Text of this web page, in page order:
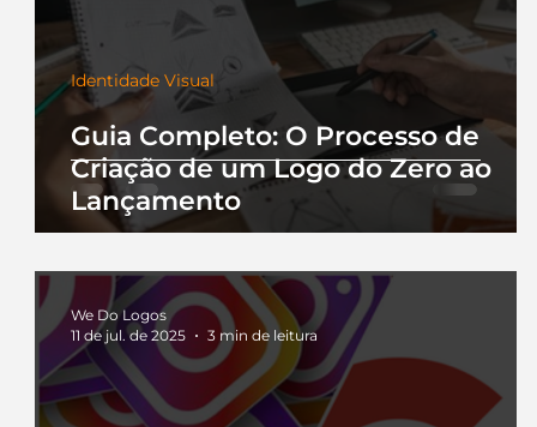
Guia Completo: O Processo de
Criação de um Logo do Zero ao
Lançamento
Identidade Visual
We Do Logos
11 de jul. de 2025
3 min de leitura